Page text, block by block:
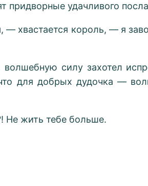
придворные удачливого
— хвастается король, — я
силу захотел
для добрых дудочка —
Не жить тебе больше.